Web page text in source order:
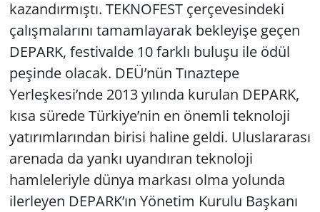
kazandırmıştı. TEKNOFEST çerçevesindeki
çalışmalarını tamamlayarak bekleyişe geçen
DEPARK, festivalde 10 farklı buluşu ile ödül
peşinde olacak. DEÜ’nün Tınaztepe
Yerleşkesi’nde 2013 yılında kurulan DEPARK,
kısa sürede Türkiye’nin en önemli teknoloji
yatırımlarından birisi haline geldi. Uluslararası
arenada da yankı uyandıran teknoloji
hamleleriyle dünya markası olma yolunda
ilerleyen DEPARK’ın Yönetim Kurulu Başkanı